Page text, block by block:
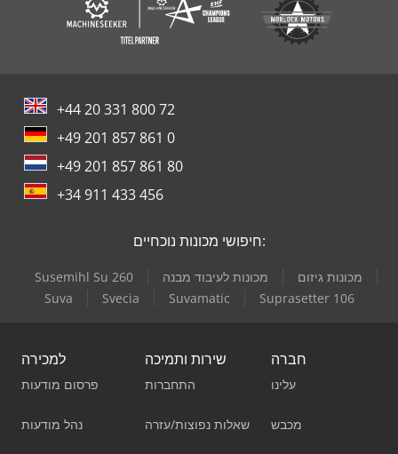
+44 20 331 800 72
+49 201 857 861 0
+49 201 857 861 80
+34 911 433 456
חיפושי מכונות נוכחיים:
Susemihl Su 260 מכונות לעיבוד מבנה
מכונות גיזום
Suva
Svecia Suvamatic Suprasetter 106
למכירה
פרסום מודעות
נהל מודעות
שירות ותמיכה
התחברות
שאלות נפוצות/עזרה
חברה
עלינו
מכבש